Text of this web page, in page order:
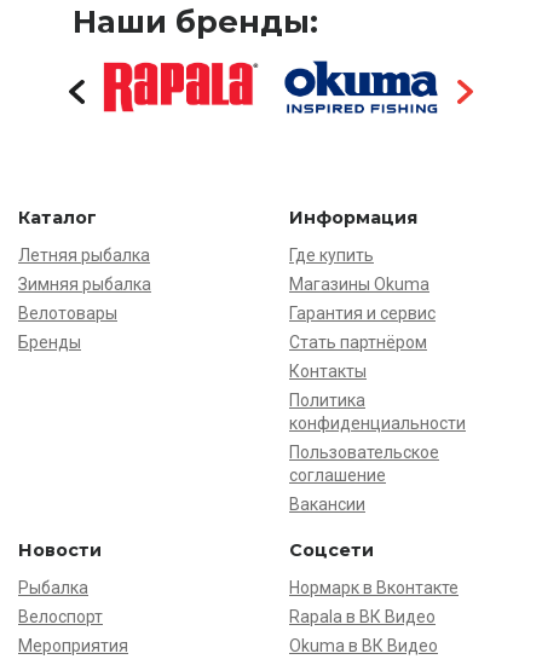
Наши бренды:
Каталог
Летняя рыбалка
Зимняя рыбалка
Велотовары
Бренды
Информация
Где купить
Магазины Okuma
Гарантия и сервис
Стать партнёром
Контакты
Политика
конфиденциальности
Пользовательское
соглашение
Вакансии
Новости
Рыбалка
Велоспорт
Мероприятия
Соцсети
Нормарк в Вконтакте
Rapala в ВК Видео
Okuma в ВК Видео